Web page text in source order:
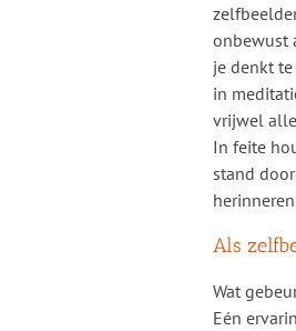
onbewust
je denkt
in
vrijwel alle
In feite
stand
Als
Wat
Eén